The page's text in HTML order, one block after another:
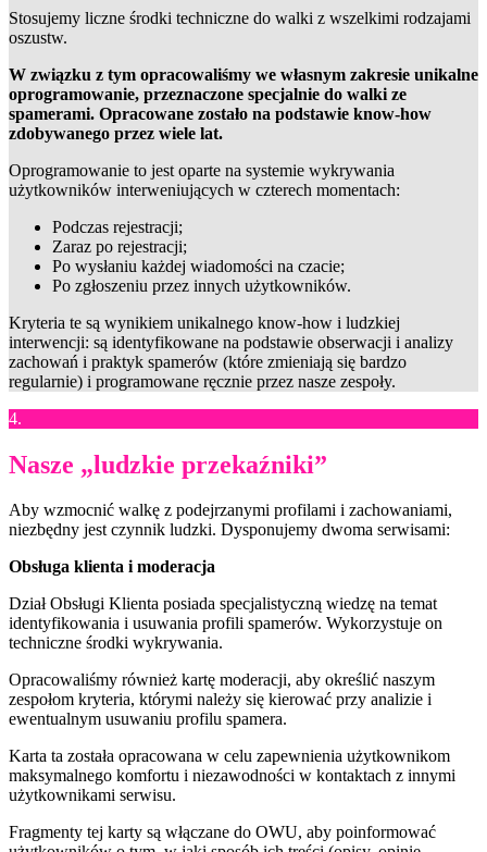
Stosujemy liczne środki techniczne do walki z wszelkimi rodzajami
oszustw.
W związku z tym opracowaliśmy we własnym zakresie unikalne
oprogramowanie, przeznaczone specjalnie do walki ze
spamerami. Opracowane zostało na podstawie know-how
zdobywanego przez wiele lat.
Oprogramowanie to jest oparte na systemie wykrywania
użytkowników interweniujących w czterech momentach:
Podczas rejestracji;
Zaraz po rejestracji;
Po wysłaniu każdej wiadomości na czacie;
Po zgłoszeniu przez innych użytkowników.
Kryteria te są wynikiem unikalnego know-how i ludzkiej
interwencji: są identyfikowane na podstawie obserwacji i analizy
zachowań i praktyk spamerów (które zmieniają się bardzo
regularnie) i programowane ręcznie przez nasze zespoły.
4.
Nasze „ludzkie przekaźniki”
Aby wzmocnić walkę z podejrzanymi profilami i zachowaniami,
niezbędny jest czynnik ludzki. Dysponujemy dwoma serwisami:
Obsługa klienta i moderacja
Dział Obsługi Klienta posiada specjalistyczną wiedzę na temat
identyfikowania i usuwania profili spamerów. Wykorzystuje on
techniczne środki wykrywania.
Opracowaliśmy również kartę moderacji, aby określić naszym
zespołom kryteria, którymi należy się kierować przy analizie i
ewentualnym usuwaniu profilu spamera.
Karta ta została opracowana w celu zapewnienia użytkownikom
maksymalnego komfortu i niezawodności w kontaktach z innymi
użytkownikami serwisu.
Fragmenty tej karty są włączane do OWU, aby poinformować